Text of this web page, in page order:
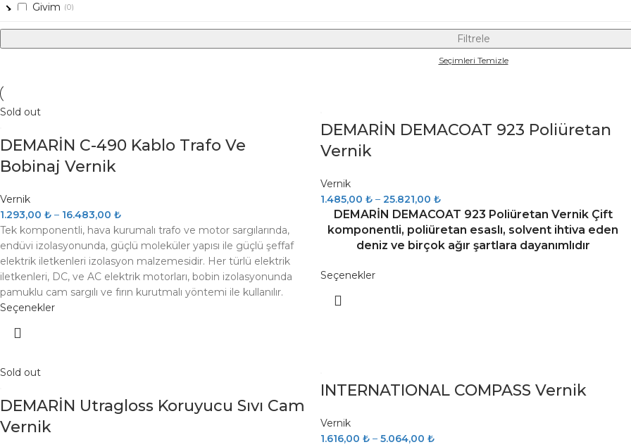
Giyim (0)
Güvenlik (0)
Güverte (0)
Hidrofor
Hobi (0)
Hoparlör (0)
İp & İskota & Donanım İpleri
Irgat (0)
Jeneratör
Kabin (0)
Kitap
Minn Kota Motor
Navigasyon (0)
Panel
Filtrele
Seçimleri Temizle
Sold out
DEMARİN C-490 Kablo Trafo Ve
Bobinaj Vernik
Vernik
1.293,00 ₺ – 16.483,00 ₺
Tek komponentli, hava kurumalı trafo ve motor sargılarında,
endüvi izolasyonunda, güçlü moleküler yapısı ile güçlü şeffaf
elektrik iletkenleri izolasyon malzemesidir. Her türlü elektrik
iletkenleri, DC, ve AC elektrik motorları, bobin izolasyonunda
pamuklu cam sargılı ve fırın kurutmalı yöntemi ile kullanılır.
Seçenekler
DEMARİN DEMACOAT 923 Poliüretan
Vernik
Vernik
1.485,00 ₺ – 25.821,00 ₺
DEMARİN DEMACOAT 923 Poliüretan Vernik Çift
komponentli, poliüretan esaslı, solvent ihtiva eden
deniz ve birçok ağır şartlara dayanımlıdır
Seçenekler
Sold out
DEMARİN Utragloss Koruyucu Sıvı Cam
Vernik
INTERNATIONAL COMPASS Vernik
Vernik
1.616,00 ₺ – 5.064,00 ₺